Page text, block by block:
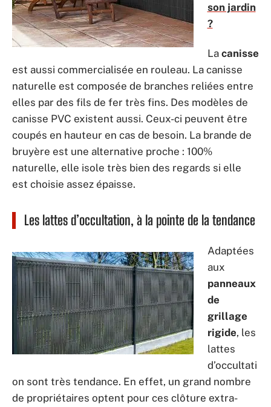
son jardin
?
La canisse
est aussi commercialisée en rouleau. La canisse
naturelle est composée de branches reliées entre
elles par des fils de fer très fins. Des modèles de
canisse PVC existent aussi. Ceux-ci peuvent être
coupés en hauteur en cas de besoin. La brande de
bruyère est une alternative proche : 100%
naturelle, elle isole très bien des regards si elle
est choisie assez épaisse.
Les lattes d’occultation, à la pointe de la tendance
Adaptées
aux
panneaux
de
grillage
rigide, les
lattes
d’occultati
on sont très tendance. En effet, un grand nombre
de propriétaires optent pour ces clôture extra-